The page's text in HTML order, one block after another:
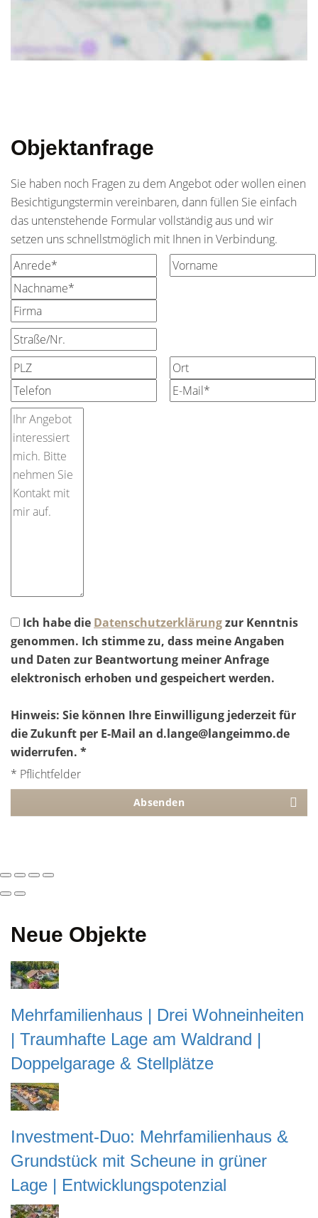
Objektanfrage
Sie haben noch Fragen zu dem Angebot oder wollen einen
Besichtigungstermin vereinbaren, dann füllen Sie einfach
das untenstehende Formular vollständig aus und wir
setzen uns schnellstmöglich mit Ihnen in Verbindung.
Ich habe die Datenschutzerklärungzur Kenntnis
genommen. Ich stimme zu, dass meine Angaben
und Daten zur Beantwortung meiner Anfrage
elektronisch erhoben und gespeichert werden.
Hinweis: Sie können Ihre Einwilligung jederzeit für
die Zukunft per E-Mail an d.lange@langeimmo.de
widerrufen. *
* Pflichtfelder
Absenden
Neue Objekte
Mehrfamilienhaus | Drei Wohneinheiten
| Traumhafte Lage am Waldrand |
Doppelgarage & Stellplätze
Investment-Duo: Mehrfamilienhaus &
Grundstück mit Scheune in grüner
Lage | Entwicklungspotenzial